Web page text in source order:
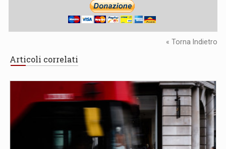
« Torna Indietro
Articoli correlati